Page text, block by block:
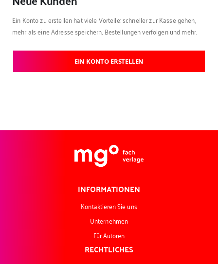
Ein Konto zu erstellen hat viele Vorteile: schneller zur Kasse gehen,
mehr als eine Adresse speichern, Bestellungen verfolgen und mehr.
EIN KONTO ERSTELLEN
INFORMATIONEN
Kontaktieren Sie uns
Unternehmen
Für Autoren
RECHTLICHES